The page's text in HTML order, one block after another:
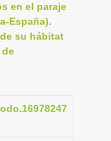
en el paraje
España).
su hábitat
de